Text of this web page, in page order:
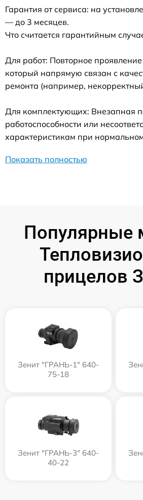
Гарантия от сервиса: на
— до 3 месяцев.
Что считается гарантийным
Для работ: Повторное
который напрямую связан с
ремонта (например,
Для комплектующих: Внезапная
работоспособности или
характеристикам при
Показать полностью
Популярные
прицелов
Зенит "ГРАНЬ-1" 640-
75-18
Зенит "ГРАНЬ-3" 640-
40-22